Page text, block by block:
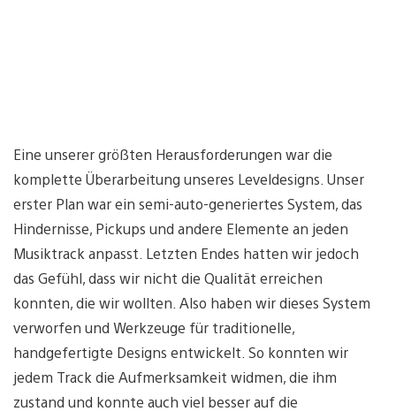
Eine unserer größten Herausforderungen war die
komplette Überarbeitung unseres Leveldesigns. Unser
erster Plan war ein semi-auto-generiertes System, das
Hindernisse, Pickups und andere Elemente an jeden
Musiktrack anpasst. Letzten Endes hatten wir jedoch
das Gefühl, dass wir nicht die Qualität erreichen
konnten, die wir wollten. Also haben wir dieses System
verworfen und Werkzeuge für traditionelle,
handgefertigte Designs entwickelt. So konnten wir
jedem Track die Aufmerksamkeit widmen, die ihm
zustand und konnte auch viel besser auf die